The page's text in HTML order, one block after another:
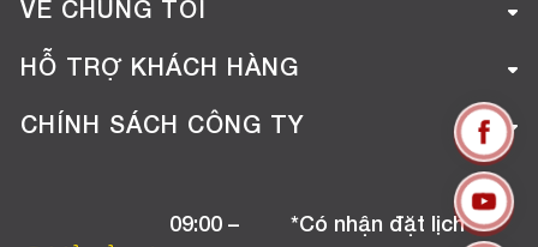
VỀ CHÚNG TÔI
Giới thiệu công ty
Tuyển dụng
HỖ TRỢ KHÁCH HÀNG
Hướng dẫn mua hàng online
Chương trình khuyến mãi
CHÍNH SÁCH CÔNG TY
Chính sách bảo hành09:00 –
*Có nhận đặt lịch